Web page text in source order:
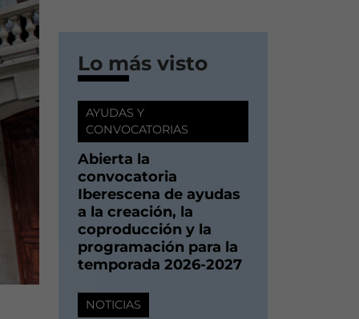
Lo más visto
AYUDAS Y
CONVOCATORIAS
Abierta la
convocatoria
Iberescena de ayudas
a la creación, la
coproducción y la
programación para la
temporada 2026-2027
NOTICIAS